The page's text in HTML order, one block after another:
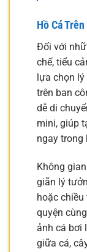
Hồ Cá
Đối với
chế, tiểu
lựa chọn
trên ban
dễ di
mini, giúp
ngay trong
Không
giãn lý
hoặc
quyện
ảnh cá bơi
giữa cá,